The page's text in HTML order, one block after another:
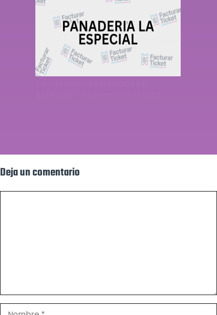
Deja un comentario
Nombre